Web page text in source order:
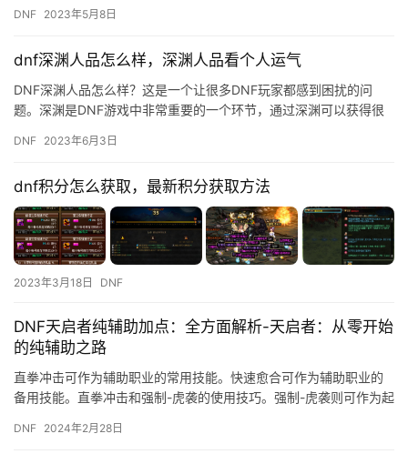
DNF 2023年5月8日
dnf深渊人品怎么样，深渊人品看个人运气
DNF深渊人品怎么样？这是一个让很多DNF玩家都感到困扰的问
题。深渊是DNF游戏中非常重要的一个环节，通过深渊可以获得很
的…
DNF 2023年6月3日
dnf积分怎么获取，最新积分获取方法
2023年3月18日 DNF
DNF天启者纯辅助加点：全方面解析-天启者：从零开始
的纯辅助之路
直拳冲击可作为辅助职业的常用技能。快速愈合可作为辅助职业的
备用技能。直拳冲击和强制-虎袭的使用技巧。强制-虎袭则可作为起
DNF 2024年2月28日